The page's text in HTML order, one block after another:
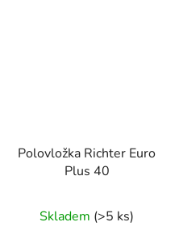
Polovložka Richter Euro
Plus 40
Skladem (>5 ks)